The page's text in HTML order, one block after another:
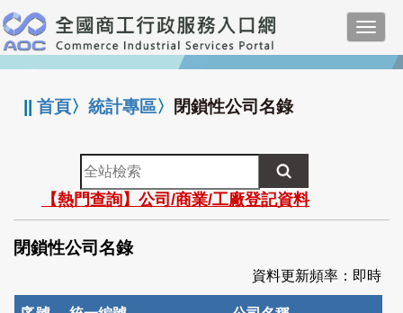
跳
到
主
要
:::
||首頁〉統計專區〉 閉鎖性公司名錄
全
站
檢
索
【熱門查詢】公司/商業/工廠登記資料
閉鎖性公司名錄
資料更新頻率：即時